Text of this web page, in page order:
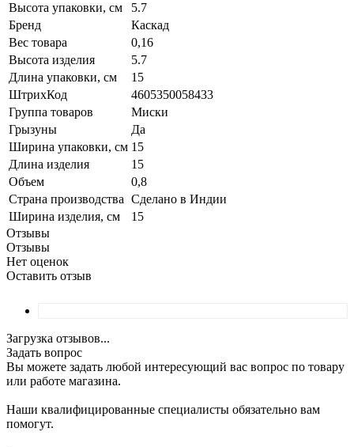
Высота упаковки, см
5.7
Бренд
Каскад
Вес товара
0,16
Высота изделия
5.7
Длина упаковки, см
15
ШтрихКод
4605350058433
Группа товаров
Миски
Грызуны
Да
Ширина упаковки, см 15
Длина изделия
15
Объем
0,8
Страна производства Сделано в Индии
Ширина изделия, см
15
Отзывы
Отзывы
Нет оценок
Оставить отзыв
Загрузка отзывов...
Задать вопрос
Вы можете задать любой интересующий вас вопрос по товару
или работе магазина.
Наши квалифицированные специалисты обязательно вам
помогут.